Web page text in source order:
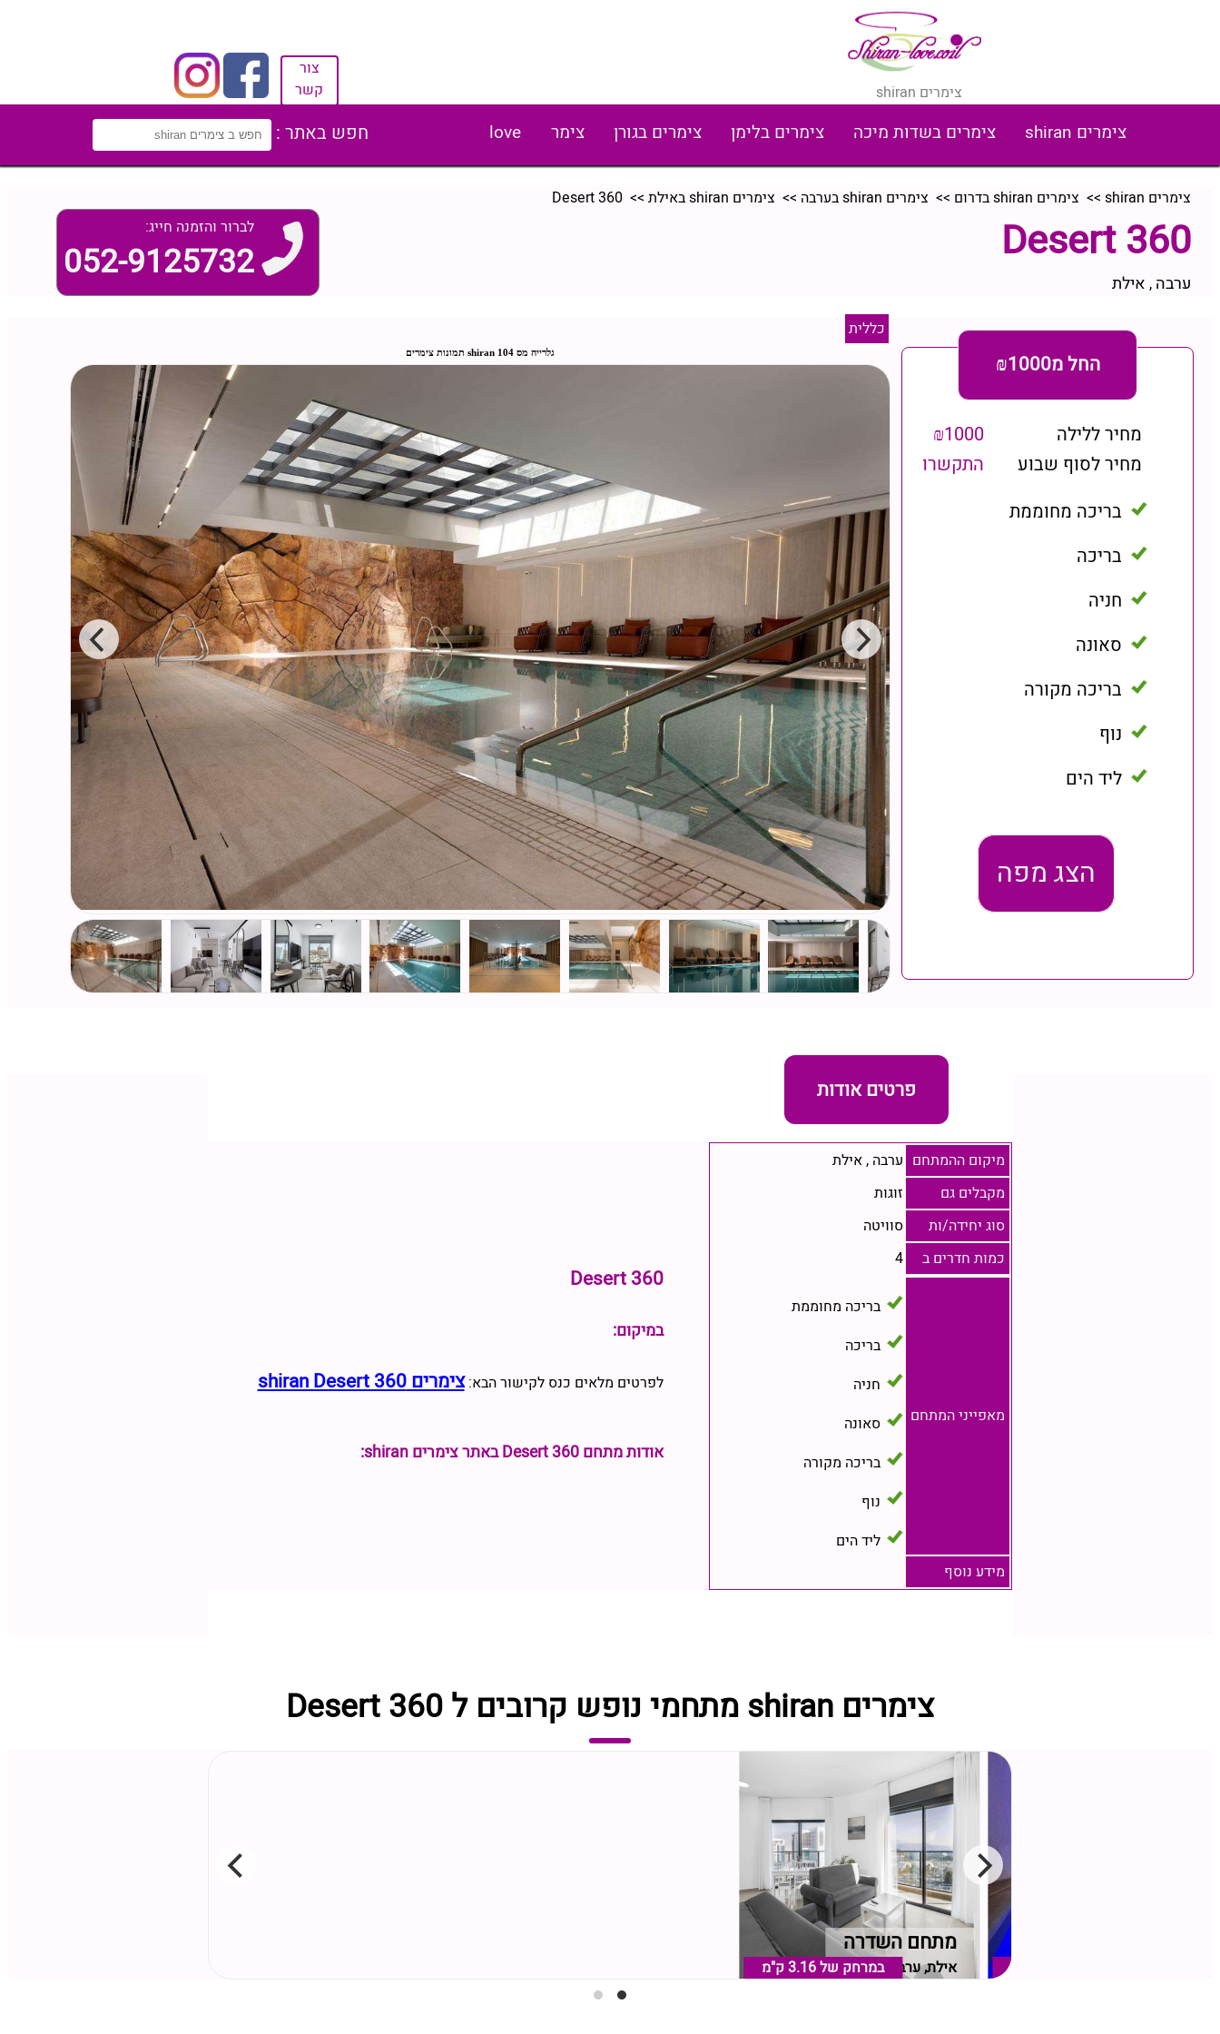
צימרים shiran
צור
קשר
צימרים shiran צימרים בשדות מיכה צימרים בלימן צימרים בגורן צימר love חפש באתר :
צימרים shiran >> צימרים shiran בדרום >> צימרים shiran בערבה >> צימרים shiran באילת >> Desert 360‏
Desert 360‏
ערבה , אילת
לברור והזמנה חייג:
052-9125732
החל מ₪1000
מחיר ללילה
₪1000
מחיר לסוף שבוע
התקשרו
בריכה מחוממת
בריכה
חניה
סאונה
בריכה מקורה
נוף
ליד הים
הצג מפה
כללית
פרטים אודות
מיקום ההמתחם ערבה ,אילת
מקבלים גם
זוגות
סוג יחידה/ות
סוויטה
כמות חדרים ב
4
מאפייני המתחם
בריכה מחוממת
בריכה
חניה
סאונה
בריכה מקורה
נוף
ליד הים
מידע נוסף
Desert 360‏
במיקום:
לפרטים מלאים כנס לקישור הבא:צימרים shiran Desert 360‏
אודות מתחם Desert 360‏ באתר צימרים shiran:
צימרים shiran מתחמי נופש קרובים ל Desert 360‏
מתחם השדרה
אילת, ערבה במרחק של3.16 ק"מ